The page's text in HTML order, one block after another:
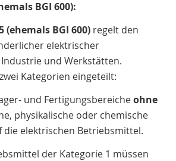
BGI 600):
(ehemals BGI 600) regelt den
elektrischer
und Werkstätten.
Kategorien eingeteilt:
und Fertigungsbereicheohne
physikalische oder chemische
die elektrischen Betriebsmittel.
der Kategorie 1 müssen